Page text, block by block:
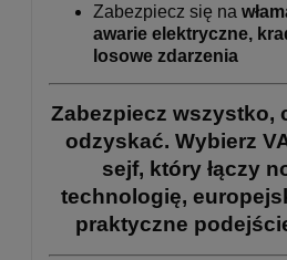
Zabezpiecz się na
awarie elektryczne,
losowe zdarzenia
Zabezpiecz wszystko,
odzyskać. Wybierz
sejf, który łączy
technologię,
praktyczne